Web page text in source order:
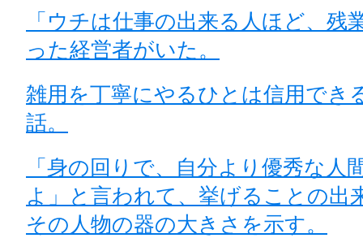
「ウチは仕事の出来る人ほど、残
った経営者がいた。
雑用を丁寧にやるひとは信用でき
話。
「身の回りで、自分より優秀な人
よ」と言われて、挙げることの出
その人物の器の大きさを示す。